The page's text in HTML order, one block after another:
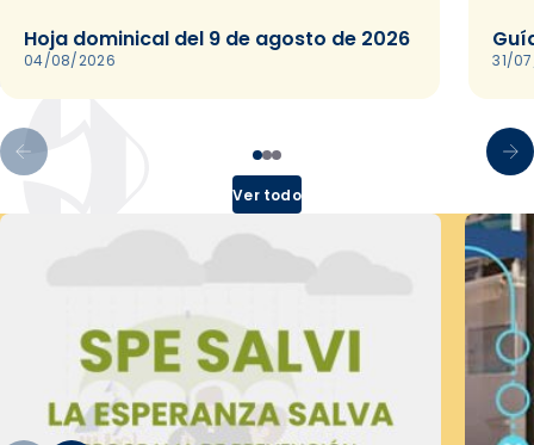
Hoja dominical del 9 de agosto de 2026
04/08/2026 31/
Ver todo